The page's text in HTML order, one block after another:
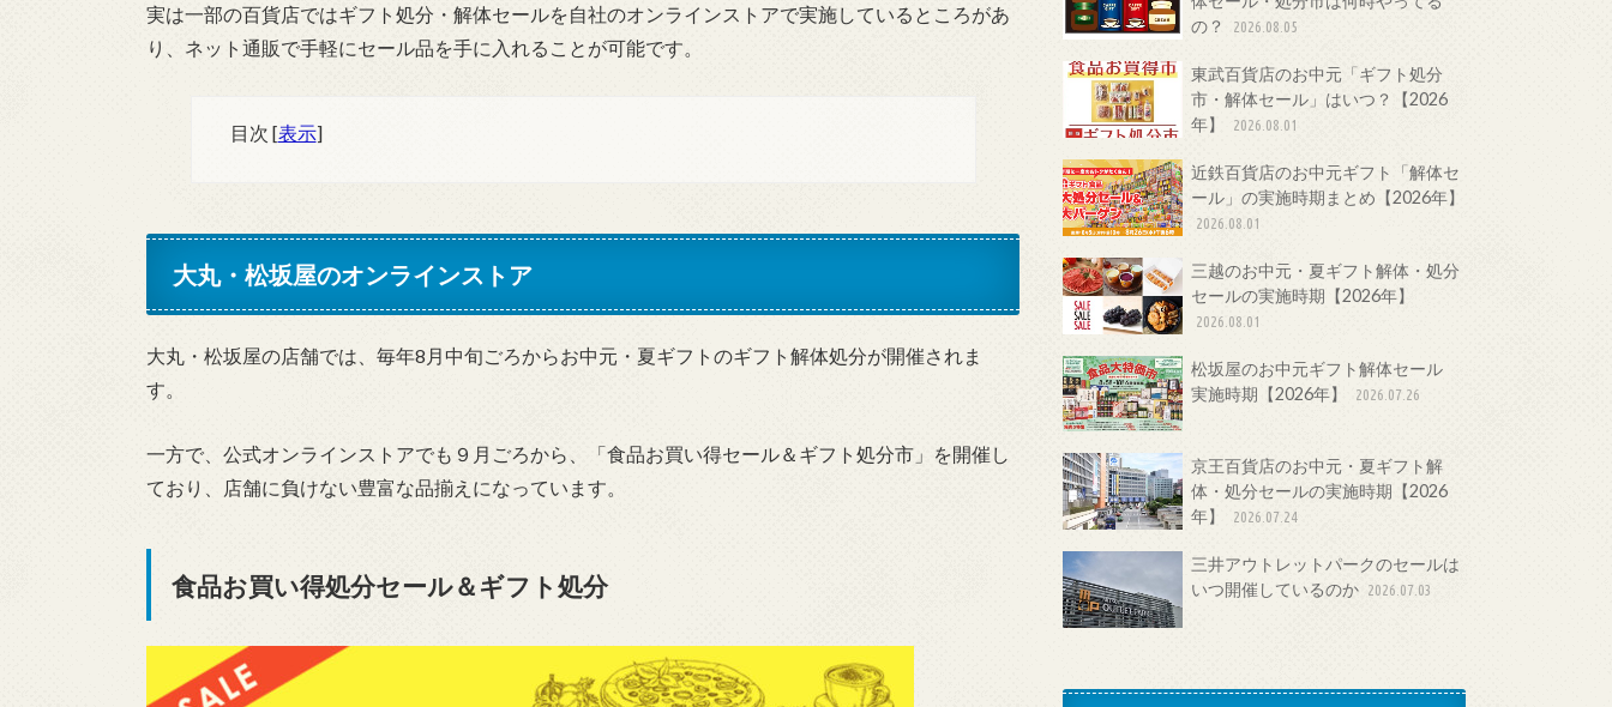
実は一部の百貨店ではギフト処分・解体セールを自社のオンラインストアで実施しているところがあ
り、ネット通販で手軽にセール品を手に入れることが可能です。
目次 [表示]
大丸・松坂屋のオンラインストア
大丸・松坂屋の店舗では、毎年8月中旬ごろからお中元・夏ギフトのギフト解体処分が開催されま
す。
一方で、公式オンラインストアでも９月ごろから、「食品お買い得セール＆ギフト処分市」を開催し
ており、店舗に負けない豊富な品揃えになっています。
食品お買い得処分セール＆ギフト処分
の？
2026.08.05
東武百貨店のお中元「ギフト処分
市・解体セール」はいつ？【2026
年】
2026.08.01
近鉄百貨店のお中元ギフト「解体セ
ール」の実施時期まとめ【2026年】
2026.08.01
三越のお中元・夏ギフト解体・処分
セールの実施時期【2026年】
2026.08.01
松坂屋のお中元ギフト解体セール
実施時期【2026年】
2026.07.26
京王百貨店のお中元・夏ギフト解
体・処分セールの実施時期【2026
年】
2026.07.24
三井アウトレットパークのセールは
いつ開催しているのか 2026.07.03